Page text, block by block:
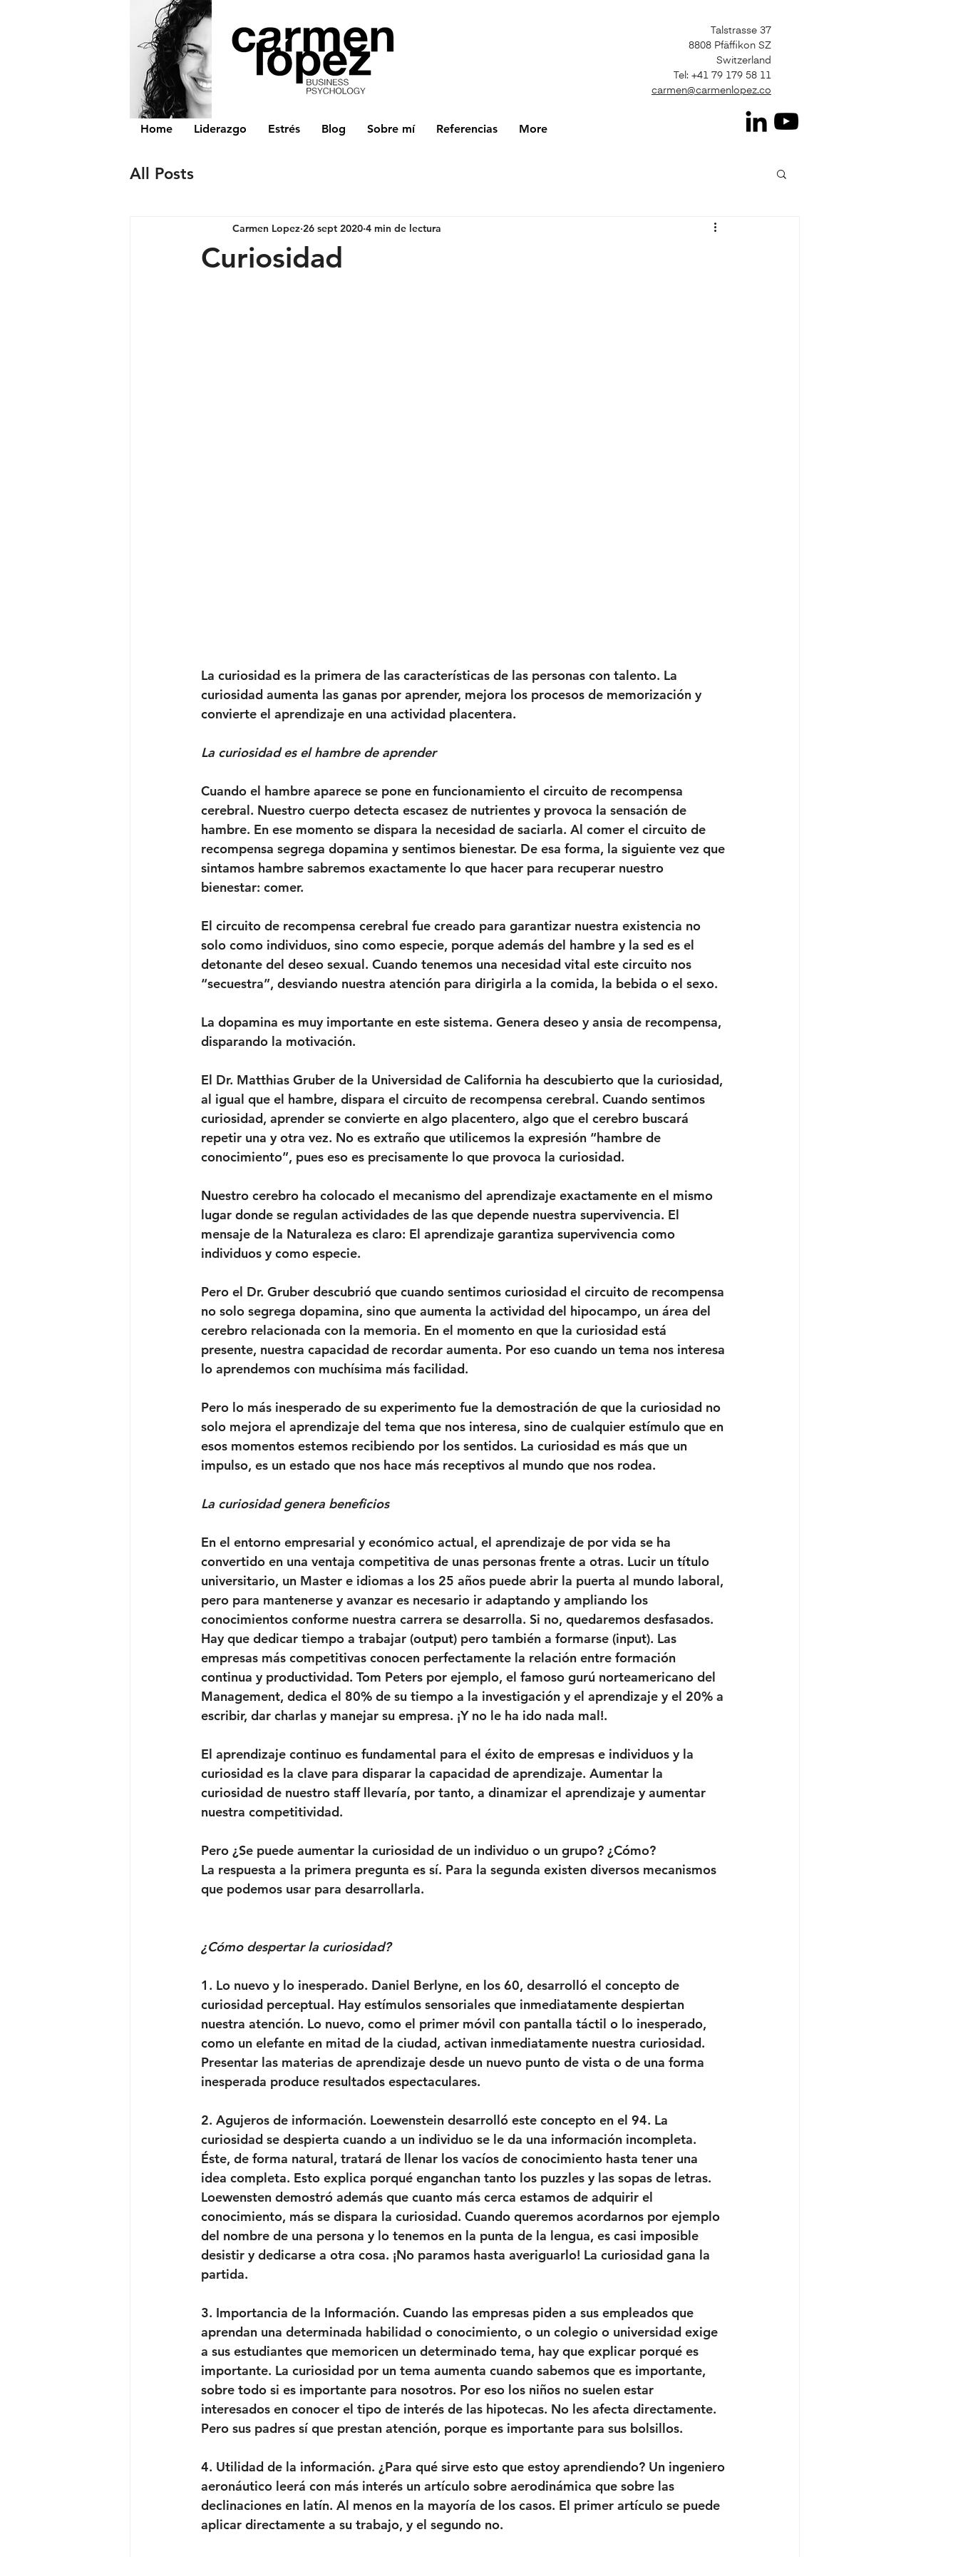
Talstrasse 37
8808 Pfäffikon SZ
Switzerland
Tel: +41 79 179 58 11
carmen@carmenlopez.co
Home Liderazgo Estrés Blog Sobre mí Referencias More
All Posts
Curiosidad
Carmen Lopez 26 sept 2020 4 min de lectura
La curiosidad es la primera de las características de las personas con talento. La
curiosidad aumenta las ganas por aprender, mejora los procesos de memorización y
convierte el aprendizaje en una actividad placentera.
La curiosidad es el hambre de aprender
Cuando el hambre aparece se pone en funcionamiento el circuito de recompensa
cerebral. Nuestro cuerpo detecta escasez de nutrientes y provoca la sensación de
hambre. En ese momento se dispara la necesidad de saciarla. Al comer el circuito de
recompensa segrega dopamina y sentimos bienestar. De esa forma, la siguiente vez que
sintamos hambre sabremos exactamente lo que hacer para recuperar nuestro
bienestar: comer.
El circuito de recompensa cerebral fue creado para garantizar nuestra existencia no
solo como individuos, sino como especie, porque además del hambre y la sed es el
detonante del deseo sexual. Cuando tenemos una necesidad vital este circuito nos
“secuestra”, desviando nuestra atención para dirigirla a la comida, la bebida o el sexo.
La dopamina es muy importante en este sistema. Genera deseo y ansia de recompensa,
disparando la motivación.
El Dr. Matthias Gruber de la Universidad de California ha descubierto que la curiosidad,
al igual que el hambre, dispara el circuito de recompensa cerebral. Cuando sentimos
curiosidad, aprender se convierte en algo placentero, algo que el cerebro buscará
repetir una y otra vez. No es extraño que utilicemos la expresión “hambre de
conocimiento”, pues eso es precisamente lo que provoca la curiosidad.
Nuestro cerebro ha colocado el mecanismo del aprendizaje exactamente en el mismo
lugar donde se regulan actividades de las que depende nuestra supervivencia. El
mensaje de la Naturaleza es claro: El aprendizaje garantiza supervivencia como
individuos y como especie.
Pero el Dr. Gruber descubrió que cuando sentimos curiosidad el circuito de recompensa
no solo segrega dopamina, sino que aumenta la actividad del hipocampo, un área del
cerebro relacionada con la memoria. En el momento en que la curiosidad está
presente, nuestra capacidad de recordar aumenta. Por eso cuando un tema nos interesa
lo aprendemos con muchísima más facilidad.
Pero lo más inesperado de su experimento fue la demostración de que la curiosidad no
solo mejora el aprendizaje del tema que nos interesa, sino de cualquier estímulo que en
esos momentos estemos recibiendo por los sentidos. La curiosidad es más que un
impulso, es un estado que nos hace más receptivos al mundo que nos rodea.
La curiosidad genera beneficios
En el entorno empresarial y económico actual, el aprendizaje de por vida se ha
convertido en una ventaja competitiva de unas personas frente a otras. Lucir un título
universitario, un Master e idiomas a los 25 años puede abrir la puerta al mundo laboral,
pero para mantenerse y avanzar es necesario ir adaptando y ampliando los
conocimientos conforme nuestra carrera se desarrolla. Si no, quedaremos desfasados.
Hay que dedicar tiempo a trabajar (output) pero también a formarse (input). Las
empresas más competitivas conocen perfectamente la relación entre formación
continua y productividad. Tom Peters por ejemplo, el famoso gurú norteamericano del
Management, dedica el 80% de su tiempo a la investigación y el aprendizaje y el 20% a
escribir, dar charlas y manejar su empresa. ¡Y no le ha ido nada mal!.
El aprendizaje continuo es fundamental para el éxito de empresas e individuos y la
curiosidad es la clave para disparar la capacidad de aprendizaje. Aumentar la
curiosidad de nuestro staff llevaría, por tanto, a dinamizar el aprendizaje y aumentar
nuestra competitividad.
Pero ¿Se puede aumentar la curiosidad de un individuo o un grupo? ¿Cómo?
La respuesta a la primera pregunta es sí. Para la segunda existen diversos mecanismos
que podemos usar para desarrollarla.
¿Cómo despertar la curiosidad?
1. Lo nuevo y lo inesperado. Daniel Berlyne, en los 60, desarrolló el concepto de
curiosidad perceptual. Hay estímulos sensoriales que inmediatamente despiertan
nuestra atención. Lo nuevo, como el primer móvil con pantalla táctil o lo inesperado,
como un elefante en mitad de la ciudad, activan inmediatamente nuestra curiosidad.
Presentar las materias de aprendizaje desde un nuevo punto de vista o de una forma
inesperada produce resultados espectaculares.
2. Agujeros de información. Loewenstein desarrolló este concepto en el 94. La
curiosidad se despierta cuando a un individuo se le da una información incompleta.
Éste, de forma natural, tratará de llenar los vacíos de conocimiento hasta tener una
idea completa. Esto explica porqué enganchan tanto los puzzles y las sopas de letras.
Loewensten demostró además que cuanto más cerca estamos de adquirir el
conocimiento, más se dispara la curiosidad. Cuando queremos acordarnos por ejemplo
del nombre de una persona y lo tenemos en la punta de la lengua, es casi imposible
desistir y dedicarse a otra cosa. ¡No paramos hasta averiguarlo! La curiosidad gana la
partida.
3. Importancia de la Información. Cuando las empresas piden a sus empleados que
aprendan una determinada habilidad o conocimiento, o un colegio o universidad exige
a sus estudiantes que memoricen un determinado tema, hay que explicar porqué es
importante. La curiosidad por un tema aumenta cuando sabemos que es importante,
sobre todo si es importante para nosotros. Por eso los niños no suelen estar
interesados en conocer el tipo de interés de las hipotecas. No les afecta directamente.
Pero sus padres sí que prestan atención, porque es importante para sus bolsillos.
4. Utilidad de la información. ¿Para qué sirve esto que estoy aprendiendo? Un ingeniero
aeronáutico leerá con más interés un artículo sobre aerodinámica que sobre las
declinaciones en latín. Al menos en la mayoría de los casos. El primer artículo se puede
aplicar directamente a su trabajo, y el segundo no.